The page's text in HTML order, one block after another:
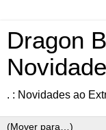
Dragon
. : Novidades ao